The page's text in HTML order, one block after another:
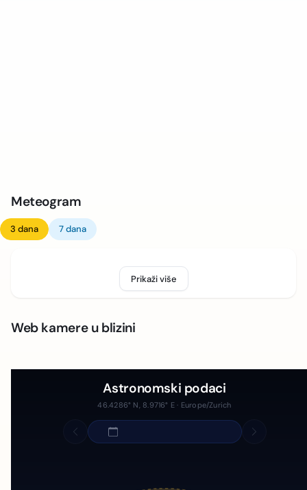
Meteogram
3 dana 7 dana
Prikaži više
Web kamere u blizini
Astronomski podaci
46.4286° N, 8.9716° E · Europe/Zurich